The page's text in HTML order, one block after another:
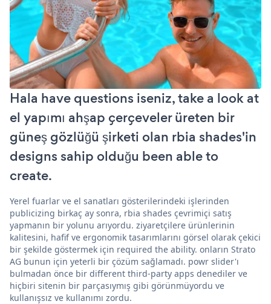
Hala have questions iseniz, take a look at
el yapımı ahşap çerçeveler üreten bir
güneş gözlüğü şirketi olan rbia shades'in
designs sahip olduğu been able to
create.
Yerel fuarlar ve el sanatları gösterilerindeki işlerinden
publicizing birkaç ay sonra, rbia shades çevrimiçi satış
yapmanın bir yolunu arıyordu. ziyaretçilere ürünlerinin
kalitesini, hafif ve ergonomik tasarımlarını görsel olarak çekici
bir şekilde göstermek için required the ability. onların Strato
AG bunun için yeterli bir çözüm sağlamadı. powr slider'ı
bulmadan önce bir different third-party apps denediler ve
hiçbiri sitenin bir parçasıymış gibi görünmüyordu ve
kullanışsız ve kullanımı zordu.